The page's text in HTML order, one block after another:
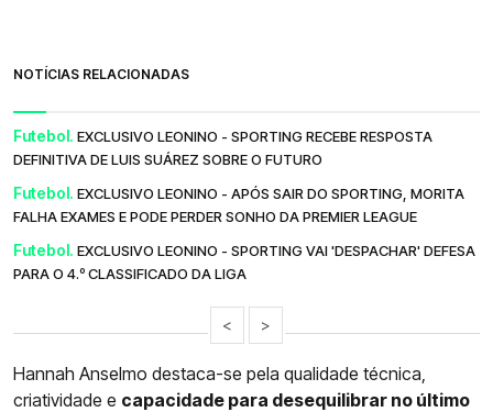
NOTÍCIAS RELACIONADAS
Futebol. EXCLUSIVO LEONINO - SPORTING RECEBE RESPOSTA
DEFINITIVA DE LUIS SUÁREZ SOBRE O FUTURO
Futebol. EXCLUSIVO LEONINO - APÓS SAIR DO SPORTING, MORITA
FALHA EXAMES E PODE PERDER SONHO DA PREMIER LEAGUE
Futebol. EXCLUSIVO LEONINO - SPORTING VAI 'DESPACHAR' DEFESA
PARA O 4.º CLASSIFICADO DA LIGA
< >
Hannah Anselmo destaca-se pela qualidade técnica,
criatividade e capacidade para desequilibrar no último